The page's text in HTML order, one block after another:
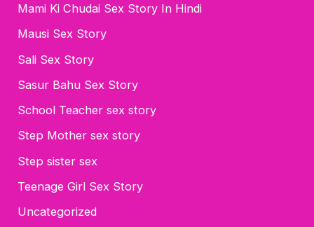
Mami Ki Chudai Sex Story In Hindi
Mausi Sex Story
Sali Sex Story
Sasur Bahu Sex Story
School Teacher sex story
Step Mother sex story
Step sister sex
Teenage Girl Sex Story
Uncategorized